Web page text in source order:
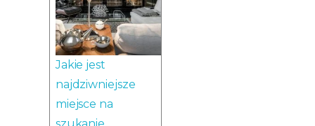
Jakie jest
najdziwniejsze
miejsce na
szukanie